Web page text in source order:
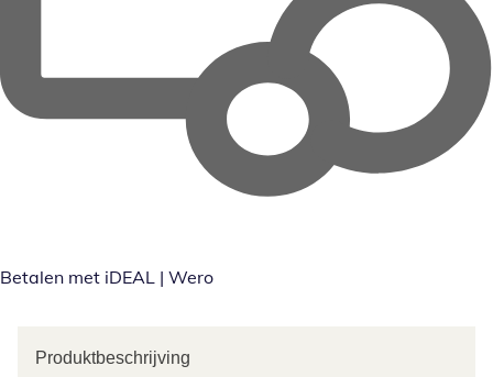
Betalen met iDEAL | Wero
Produktbeschrijving